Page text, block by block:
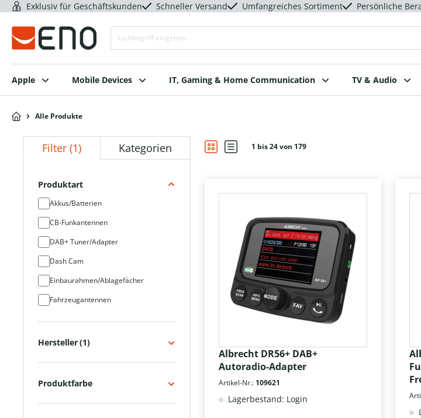
Exklusiv für Geschäftskunden Schneller Versand Umfangreiches Sortiment Persönliche
Apple Mobile Devices IT, Gaming & Home Communication TV & Audio
Alle Produkte
Filter(1) Kategorien
Produktart
Akkus/Batterien
CB-Funkantennen
DAB+ Tuner/Adapter
Dash Cam
Einbaurahmen/Ablagefächer
Fahrzeugantennen
Funklautsprecher
Hersteller(1)
Produktfarbe
1 bis 24 von 179
Albrecht DR56+ DAB+
Autoradio-Adapter
Artikel-Nr.: 109621
Lagerbestand: Login